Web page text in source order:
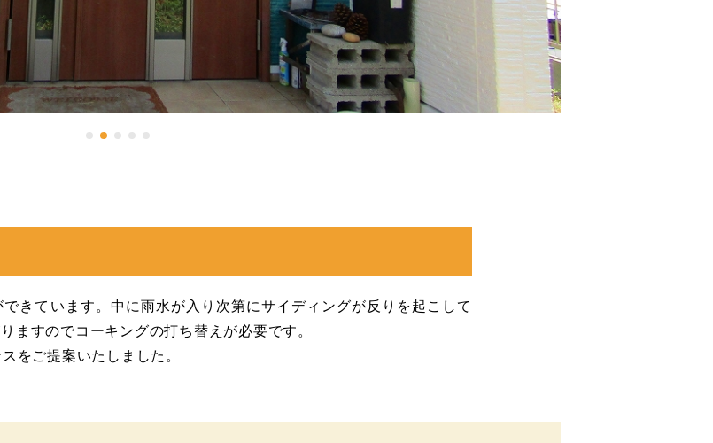
きています。中に雨水が入り次第にサイディングが反りを起こして
ますのでコーキングの打ち替えが必要です。
をご提案いたしました。